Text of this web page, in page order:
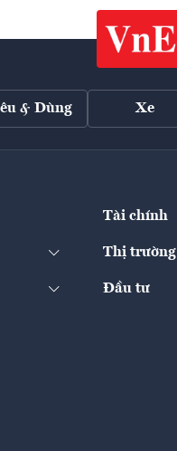
& Dùng Xe
Tài chính
Thị trường
Đầu tư